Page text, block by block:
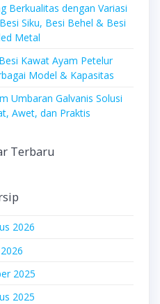
Berkualitas dengan Variasi
Siku, Besi Behel & Besi
Metal
Kawat Ayam Petelur
Model & Kapasitas
Umbaran Galvanis Solusi
Awet, dan Praktis
Terbaru
2026
2025
2025